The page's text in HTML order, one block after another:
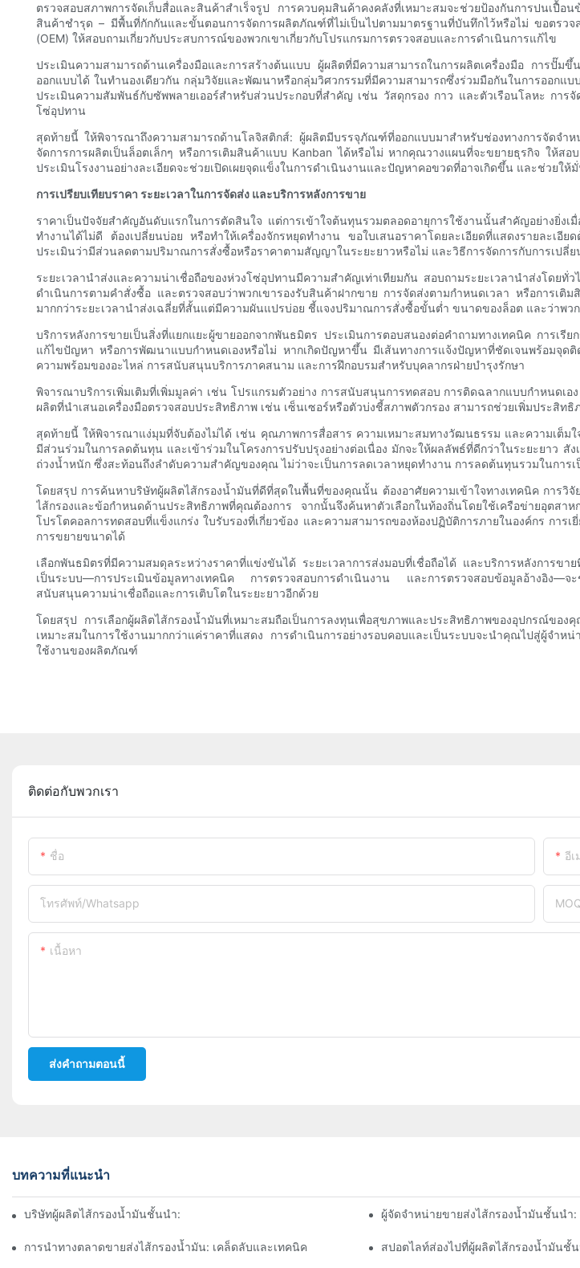
ตรวจสอบสภาพการจัดเก็บสื่อและสินค้าสำเร็จรูป การควบคุมสินค้าคงคลังที่เหมาะสมจะช่วยป้องกันการปนเปื้
สินค้าชำรุด – มีพื้นที่กักกันและขั้นตอนการจัดการผลิตภัณฑ์ที่ไม่เป็นไปตามมาตรฐานที่บันทึกไว้หรือไม่ ขอตรว
(OEM) ให้สอบถามเกี่ยวกับประสบการณ์ของพวกเขาเกี่ยวกับโปรแกรมการตรวจสอบและการดำเนินการแก้ไข
ประเมินความสามารถด้านเครื่องมือและการสร้างต้นแบบ ผู้ผลิตที่มีความสามารถในการผลิตเครื่องมือ การปั๊
ออกแบบได้ ในทำนองเดียวกัน กลุ่มวิจัยและพัฒนาหรือกลุ่มวิศวกรรมที่มีความสามารถซึ่งร่วมมือกันในการออกแ
ประเมินความสัมพันธ์กับซัพพลายเออร์สำหรับส่วนประกอบที่สำคัญ เช่น วัสดุกรอง กาว และตัวเรือนโลหะ การ
โซ่อุปทาน
สุดท้ายนี้ ให้พิจารณาถึงความสามารถด้านโลจิสติกส์: ผู้ผลิตมีบรรจุภัณฑ์ที่ออกแบบมาสำหรับช่องทางการจัดจำ
จัดการการผลิตเป็นล็อตเล็กๆ หรือการเติมสินค้าแบบ Kanban ได้หรือไม่ หากคุณวางแผนที่จะขยายธุรกิจ ให้ส
ประเมินโรงงานอย่างละเอียดจะช่วยเปิดเผยจุดแข็งในการดำเนินงานและปัญหาคอขวดที่อาจเกิดขึ้น และช่วย
การเปรียบเทียบราคา ระยะเวลาในการจัดส่ง และบริการหลังการขาย
ราคาเป็นปัจจัยสำคัญอันดับแรกในการตัดสินใจ แต่การเข้าใจต้นทุนรวมตลอดอายุการใช้งานนั้นสำคัญอย่างยิ่ง
ทำงานได้ไม่ดี ต้องเปลี่ยนบ่อย หรือทำให้เครื่องจักรหยุดทำงาน ขอใบเสนอราคาโดยละเอียดที่แสดงรายล
ประเมินว่ามีส่วนลดตามปริมาณการสั่งซื้อหรือราคาตามสัญญาในระยะยาวหรือไม่ และวิธีการจัดการกับการเป
ระยะเวลานำส่งและความน่าเชื่อถือของห่วงโซ่อุปทานมีความสำคัญเท่าเทียมกัน สอบถามระยะเวลานำส่งโดย
ดำเนินการตามคำสั่งซื้อ และตรวจสอบว่าพวกเขารองรับสินค้าฝากขาย การจัดส่งตามกำหนดเวลา หรือการเ
มากกว่าระยะเวลานำส่งเฉลี่ยที่สั้นแต่มีความผันแปรบ่อย ชี้แจงปริมาณการสั่งซื้อขั้นต่ำ ขนาดของล็อต และว่าพ
บริการหลังการขายเป็นสิ่งที่แยกแยะผู้ขายออกจากพันธมิตร ประเมินการตอบสนองต่อคำถามทางเทคนิค การ
แก้ไขปัญหา หรือการพัฒนาแบบกำหนดเองหรือไม่ หากเกิดปัญหาขึ้น มีเส้นทางการแจ้งปัญหาที่ชัดเจนพร้อมจุ
ความพร้อมของอะไหล่ การสนับสนุนบริการภาคสนาม และการฝึกอบรมสำหรับบุคลากรฝ่ายบำรุงรักษา
พิจารณาบริการเพิ่มเติมที่เพิ่มมูลค่า เช่น โปรแกรมตัวอย่าง การสนับสนุนการทดสอบ การติดฉลากแบบกำหนดเ
ผลิตที่นำเสนอเครื่องมือตรวจสอบประสิทธิภาพ เช่น เซ็นเซอร์หรือตัวบ่งชี้สภาพตัวกรอง สามารถช่วยเพิ่มประสิท
สุดท้ายนี้ ให้พิจารณาแง่มุมที่จับต้องไม่ได้ เช่น คุณภาพการสื่อสาร ความเหมาะสมทางวัฒนธรรม และความเต็ม
มีส่วนร่วมในการลดต้นทุน และเข้าร่วมในโครงการปรับปรุงอย่างต่อเนื่อง มักจะให้ผลลัพธ์ที่ดีกว่าในระยะยาว
ถ่วงน้ำหนัก ซึ่งสะท้อนถึงลำดับความสำคัญของคุณ ไม่ว่าจะเป็นการลดเวลาหยุดทำงาน การลดต้นทุนรวมในการ
โดยสรุป การค้นหาบริษัทผู้ผลิตไส้กรองน้ำมันที่ดีที่สุดในพื้นที่ของคุณนั้น ต้องอาศัยความเข้าใจทางเทคนิค การวิจั
ไส้กรองและข้อกำหนดด้านประสิทธิภาพที่คุณต้องการ จากนั้นจึงค้นหาตัวเลือกในท้องถิ่นโดยใช้เครือข่ายอุต
โปรโตคอลการทดสอบที่แข็งแกร่ง ใบรับรองที่เกี่ยวข้อง และความสามารถของห้องปฏิบัติการภายในองค์กร ก
การขยายขนาดได้
เลือกพันธมิตรที่มีความสมดุลระหว่างราคาที่แข่งขันได้ ระยะเวลาการส่งมอบที่เชื่อถือได้ และบริการหลังการข
เป็นระบบ—การประเมินข้อมูลทางเทคนิค การตรวจสอบการดำเนินงาน และการตรวจสอบข้อมูลอ้างอิง—จ
สนับสนุนความน่าเชื่อถือและการเติบโตในระยะยาวอีกด้วย
โดยสรุป การเลือกผู้ผลิตไส้กรองน้ำมันที่เหมาะสมถือเป็นการลงทุนเพื่อสุขภาพและประสิทธิภาพของอุปกรณ์ขอ
เหมาะสมในการใช้งานมากกว่าแค่ราคาที่แสดง การดำเนินการอย่างรอบคอบและเป็นระบบจะนำคุณไปสู่ผู้จ
ใช้งานของผลิตภัณฑ์
ติดต่อกับพวกเรา
ชื่อ อีเ
โทรศัพท์/whatsapp
เนื้อหา
ส่งคำถามตอนนี้
บทความที่แนะนำ
บริษัทผู้ผลิตไส้กรองน้ำมันชั้นนำ: ภาพรวมที่ครอบคลุม ผู้จัดจำหน่ายขายส่งไส้กรองน้ำมันชั้นนำ:
การนำทางตลาดขายส่งไส้กรองน้ำมัน: เคล็ดลับและเทคนิค สปอตไลท์ส่องไปที่ผู้ผลิตไส้กรองน้ำมันชั้